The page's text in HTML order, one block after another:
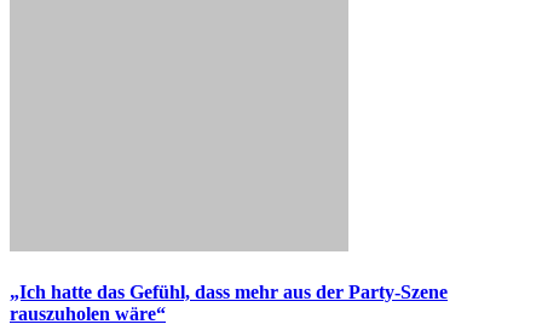
„Ich hatte das Gefühl, dass mehr aus der Party-Szene
rauszuholen wäre“